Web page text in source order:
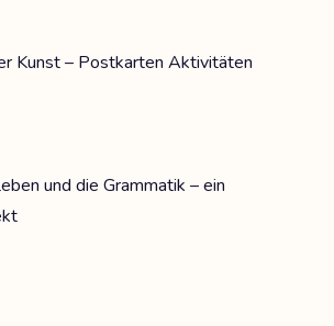
Kunst – Postkarten Aktivitäten
und die Grammatik – ein